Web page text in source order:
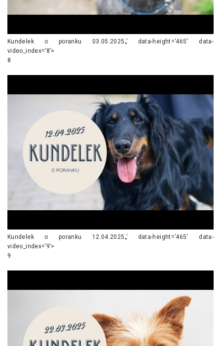
Kundelek o poranku 03.05.2025„’ data-height=’465′ data-
video_index=’8’>
8
Kundelek o poranku 12.04.2025„’ data-height=’465′ data-
video_index=’9’>
9